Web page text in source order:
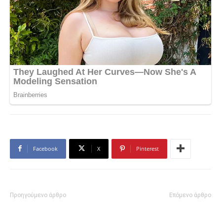
Facebook X Pinterest
Προηγούμενο άρθρο Επόμενο άρθρο